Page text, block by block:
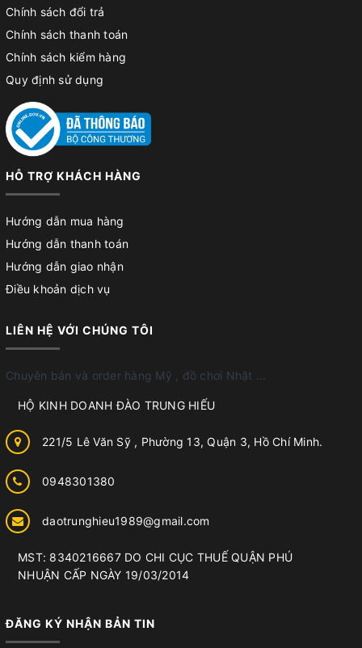
Chính sách đổi trả
Chính sách thanh toán
Chính sách kiểm hàng
Quy định sử dụng
HỖ TRỢ KHÁCH HÀNG
Hướng dẫn mua hàng
Hướng dẫn thanh toán
Hướng dẫn giao nhận
Điều khoản dịch vụ
LIÊN HỆ VỚI CHÚNG TÔI
Chuyên bán và order hàng Mỹ , đồ chơi Nhật ...
HỘ KINH DOANH ĐÀO TRUNG HIẾU
221/5 Lê Văn Sỹ , Phường 13, Quận 3, Hồ Chí Minh.
0948301380
daotrunghieu1989@gmail.com
MST: 8340216667 DO CHI CỤC THUẾ QUẬN PHÚ
NHUẬN CẤP NGÀY 19/03/2014
ĐĂNG KÝ NHẬN BẢN TIN